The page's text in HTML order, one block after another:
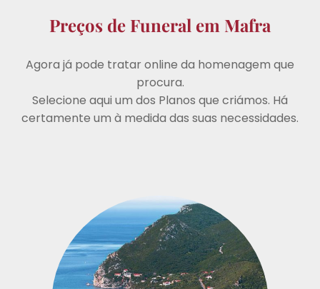
Preços de Funeral em Mafra
Agora já pode tratar online da homenagem que
procura.
Selecione aqui um dos Planos que criámos. Há
certamente um à medida das suas necessidades.